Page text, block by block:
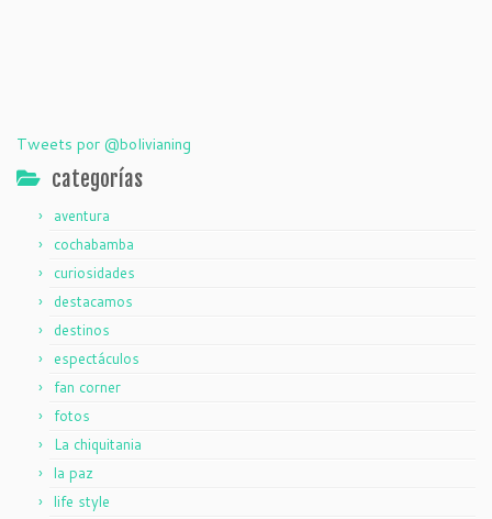
Tweets por @bolivianing
categorías
aventura
cochabamba
curiosidades
destacamos
destinos
espectáculos
fan corner
fotos
La chiquitania
la paz
life style